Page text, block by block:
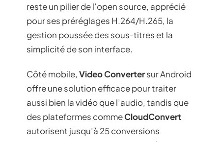
reste un pilier de l’open source, apprécié
pour ses préréglages H.264/H.265, la
gestion poussée des sous-titres et la
simplicité de son interface.
Côté mobile, Video Convertersur Android
offre une solution efficace pour traiter
aussi bien la vidéo que l’audio, tandis que
des plateformes commeCloudConvert
autorisent jusqu’à 25 conversions